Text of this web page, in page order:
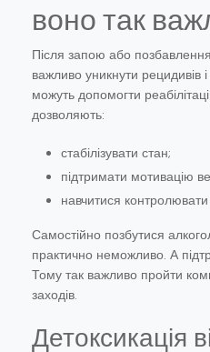
воно так
Після запою або позбавлення
важливо уникнути рецидивів
можуть допомогти
дозволяють:
стабілізувати стан;
підтримати мотивацію
навчитися
Самостійно позбутися
практично неможливо. А
Тому так важливо пройти
заходів.
Детоксикація